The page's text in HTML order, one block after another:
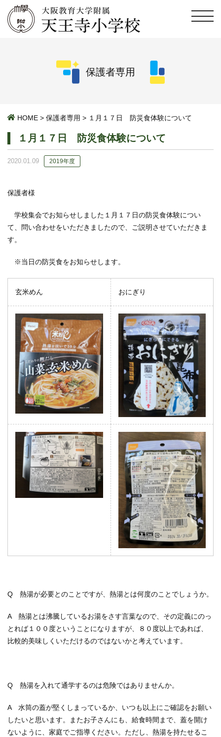
保護者専用
HOME > 保護者専用 > １月１７日 防災食体験について
１月１７日 防災食体験について
2020.01.09 2019年度
保護者様
学校集会でお知らせしました１月１７日の防災食体験につい
て、問い合わせをいただきましたので、ご説明させていただきま
す。
※当日の防災食をお知らせします。
玄米めん おにぎり
Q 熱湯が必要とのことですが、熱湯とは何度のことでしょうか。
A 熱湯とは沸騰しているお湯をさす言葉なので、その定義にのっ
とれば１００度ということになりますが、８０度以上であれば、
比較的美味しくいただけるのではないかと考えています。
Q 熱湯を入れて通学するのは危険ではありませんか。
A 水筒の蓋が堅くしまっているか、いつも以上にご確認をお願い
したいと思います。またお子さんにも、給食時間まで、蓋を開け
ないように、家庭でご指導ください。ただし、熱湯を持たせるこ